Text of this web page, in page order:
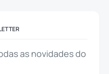
as novidades do